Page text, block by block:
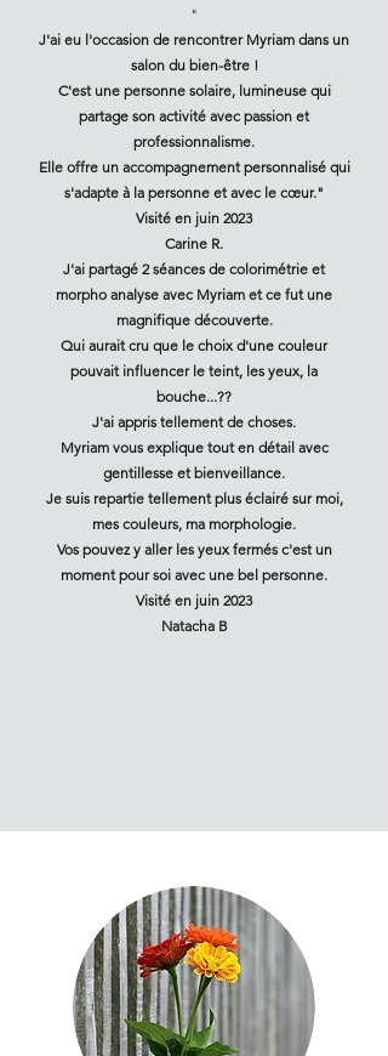
"
J'ai eu l'occasion de rencontrer Myriam dans un
salon du bien-être !
C'est une personne solaire, lumineuse qui
partage son activité avec passion et
professionnalisme.
Elle offre un accompagnement personnalisé qui
s'adapte à la personne et avec le cœur."​
Visité en juin 2023
Carine R.
J'ai partagé 2 séances de colorimétrie et
morpho analyse avec Myriam et ce fut une
magnifique découverte.
Qui aurait cru que le choix d'une couleur
pouvait influencer le teint, les yeux, la
bouche...??
J'ai appris tellement de choses.
Myriam vous explique tout en détail avec
gentillesse et bienveillance.
Je suis repartie tellement plus éclairé sur moi,
mes couleurs, ma morphologie.
Vos pouvez y aller les yeux fermés c'est un
moment pour soi avec une bel personne.
Visité en juin 2023
Natacha B